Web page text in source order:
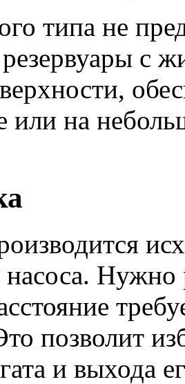
типа не
с
или на
Нужно
позволит
и выхода